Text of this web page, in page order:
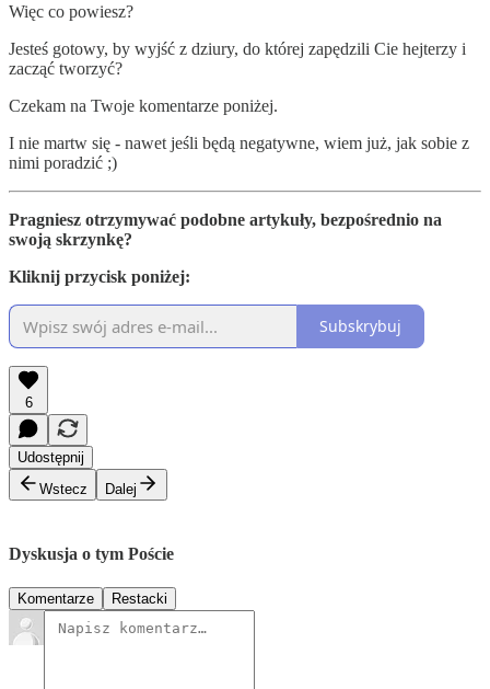
Więc co powiesz?
Jesteś gotowy, by wyjść z dziury, do której zapędzili Cie hejterzy i
zacząć tworzyć?
Czekam na Twoje komentarze poniżej.
I nie martw się - nawet jeśli będą negatywne, wiem już, jak sobie z
nimi poradzić ;)
Pragniesz otrzymywać podobne artykuły, bezpośrednio na
swoją skrzynkę?
Kliknij przycisk poniżej:
Subskrybuj
6
Udostępnij
Wstecz
Dalej
Dyskusja o tym Poście
Komentarze Restacki